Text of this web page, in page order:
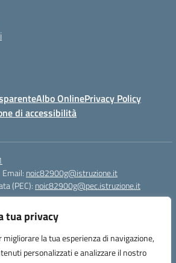
tua privacy
migliorare la tua esperienza di navigazione,
personalizzati e analizzare il nostro
Albo OnlinePrivacy Policy
di accessibilità
Email: noic82900g@istruzione.it
(PEC): noic82900g@pec.istruzione.it
Amministrazioni (IPA): istsc_noic82900g
(CUF): UFJ1I0